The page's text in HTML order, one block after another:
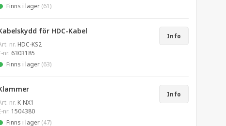
Finns i lager (61)
för HDC-Kabel
nr. HDC-KS2
nr. 6303185
Finns i lager (63)
Info
nr. K-NX1
nr. 1504380
Finns i lager (47)
Info